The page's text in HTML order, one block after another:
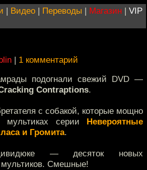
| Видео | Переводы | Магазин | VIP
| 1 комментарий
подогнали свежий DVD —
Contraptions.
с собакой, которые мощно
мультиках серии Невероятные
и Громита.
— десяток новых
мультиков. Смешные!